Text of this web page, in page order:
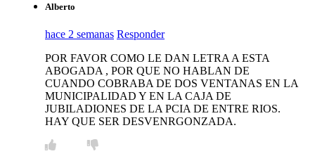
Alberto
hace 2 semanas Responder
POR FAVOR COMO LE DAN LETRA A ESTA
ABOGADA , POR QUE NO HABLAN DE
CUANDO COBRABA DE DOS VENTANAS EN LA
MUNICIPALIDAD Y EN LA CAJA DE
JUBILADIONES DE LA PCIA DE ENTRE RIOS.
HAY QUE SER DESVENRGONZADA.